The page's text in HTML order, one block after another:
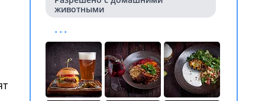
животными
...